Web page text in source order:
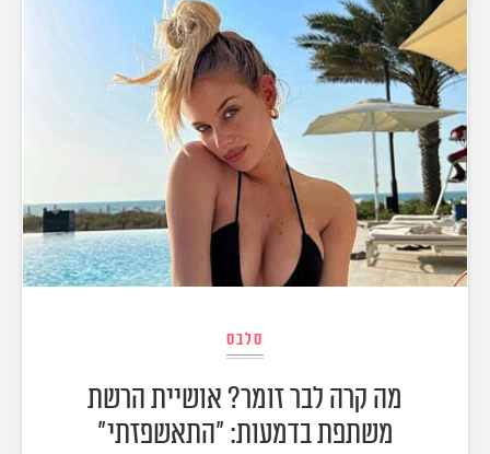
סלבס
מה קרה לבר זומר? אושיית הרשת
משתפת בדמעות: "התאשפזתי"